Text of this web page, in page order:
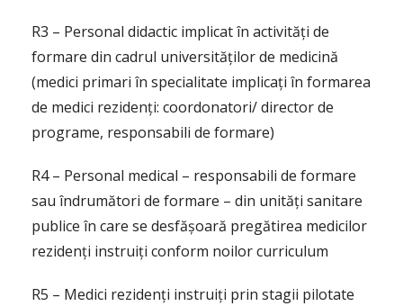
R3 – Personal didactic implicat în activități de
formare din cadrul universităților de medicină
(medici primari în specialitate implicați în formarea
de medici rezidenți: coordonatori/ director de
programe, responsabili de formare)
R4 – Personal medical – responsabili de formare
sau îndrumători de formare – din unități sanitare
publice în care se desfășoară pregătirea medicilor
rezidenți instruiți conform noilor curriculum
R5 – Medici rezidenți instruiți prin stagii pilotate